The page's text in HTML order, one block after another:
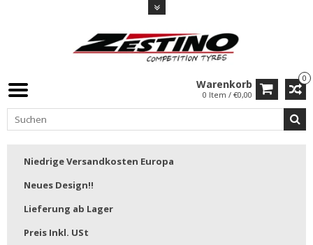
0
Warenkorb
0 Item / €0,00
Niedrige Versandkosten Europa
Neues Design!!
Lieferung ab Lager
Preis Inkl. USt